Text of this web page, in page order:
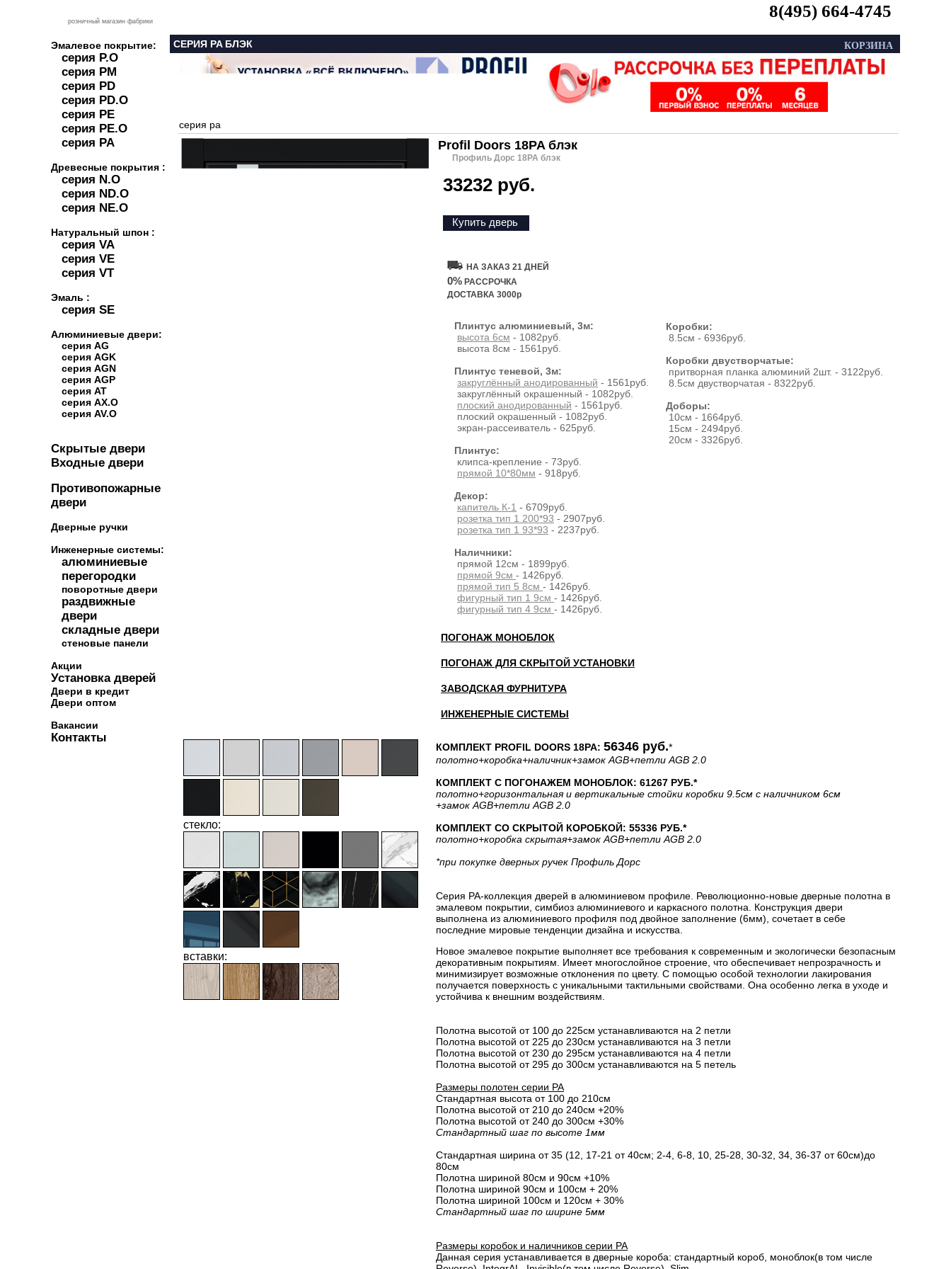
розничный магазин фабрики
Эмалевое покрытие:
серия P.O
серия PM
серия PD
серия PD.O
серия PE
серия PE.O
серия PA
Древесные покрытия :
серия N.O
серия ND.O
серия NE.O
Натуральный шпон :
серия VA
серия VE
серия VT
Эмаль :
серия SE
Алюминиевые двери:
серия AG
серия AGK
серия AGN
серия AGP
серия AT
серия AX.O
серия AV.O
Скрытые двери
Входные двери
Противопожарные
двери
Дверные ручки
Инженерные системы:
алюминиевые
перегородки
поворотные двери
раздвижные
двери
складные двери
стеновые панели
Акции
Установка дверей
Двери в кредит
Двери оптом
Вакансии
Контакты
8(495) 664-4745
КОРЗИНА
СЕРИЯ PA БЛЭК
серия pa
стекло:
вставки:
Profil Doors 18PA блэк
Профиль Дорс 18PA блэк
33232 руб.
Купить дверь
НА ЗАКАЗ 21 ДНЕЙ
0% РАССРОЧКА
ДОСТАВКА 3000р
Плинтус алюминиевый, 3м:
высота 6см - 1082руб.
высота 8см - 1561руб.
Плинтус теневой, 3м:
закруглённый анодированный - 1561руб.
закруглённый окрашенный - 1082руб.
плоский анодированный - 1561руб.
плоский окрашенный - 1082руб.
экран-рассеиватель - 625руб.
Плинтус:
клипса-крепление - 73руб.
прямой 10*80мм - 918руб.
Декор:
капитель К-1 - 6709руб.
розетка тип 1 200*93 - 2907руб.
розетка тип 1 93*93 - 2237руб.
Наличники:
прямой 12см - 1899руб.
прямой 9см - 1426руб.
прямой тип 5 8см - 1426руб.
фигурный тип 1 9см - 1426руб.
фигурный тип 4 9см - 1426руб.
Коробки:
8.5см - 6936руб.
Коробки двустворчатые:
притворная планка алюминий 2шт. - 3122руб.
8.5см двустворчатая - 8322руб.
Доборы:
10см - 1664руб.
15см - 2494руб.
20см - 3326руб.
ПОГОНАЖ МОНОБЛОК
ПОГОНАЖ ДЛЯ СКРЫТОЙ УСТАНОВКИ
ЗАВОДСКАЯ ФУРНИТУРА
ИНЖЕНЕРНЫЕ СИСТЕМЫ
КОМПЛЕКТ PROFIL DOORS 18PA: 56346 руб.*
полотно+коробка+наличник+замок AGB+петли AGB 2.0
КОМПЛЕКТ С ПОГОНАЖЕМ МОНОБЛОК: 61267 РУБ.*
полотно+горизонтальная и вертикальные стойки коробки 9.5см с наличником 6см
+замок AGB+петли AGB 2.0
КОМПЛЕКТ СО СКРЫТОЙ КОРОБКОЙ: 55336 РУБ.*
полотно+коробка скрытая+замок AGB+петли AGB 2.0
*при покупке дверных ручек Профиль Дорс
Серия PA-коллекция дверей в алюминиевом профиле. Революционно-новые дверные полотна в
эмалевом покрытии, симбиоз алюминиевого и каркасного полотна. Конструкция двери
выполнена из алюминиевого профиля под двойное заполнение (6мм), сочетает в себе
последние мировые тенденции дизайна и искусства.
Новое эмалевое покрытие выполняет все требования к современным и экологически безопасным
декоративным покрытиям. Имеет многослойное строение, что обеспечивает непрозрачность и
минимизирует возможные отклонения по цвету. С помощью особой технологии лакирования
получается поверхность с уникальными тактильными свойствами. Она особенно легка в уходе и
устойчива к внешним воздействиям.
Полотна высотой от 100 до 225см устанавливаются на 2 петли
Полотна высотой от 225 до 230см устанавливаются на 3 петли
Полотна высотой от 230 до 295см устанавливаются на 4 петли
Полотна высотой от 295 до 300см устанавливаются на 5 петель
Размеры полотен серии PA
Стандартная высота от 100 до 210см
Полотна высотой от 210 до 240см +20%
Полотна высотой от 240 до 300см +30%
Стандартный шаг по высоте 1мм
Стандартная ширина от 35 (12, 17-21 от 40см; 2-4, 6-8, 10, 25-28, 30-32, 34, 36-37 от 60см)до
80см
Полотна шириной 80cм и 90cм +10%
Полотна шириной 90см и 100см + 20%
Полотна шириной 100см и 120см + 30%
Стандартный шаг по ширине 5мм
Размеры коробок и наличников серии PA
Данная серия устанавливается в дверные короба: стандартный короб, моноблок(в том числе